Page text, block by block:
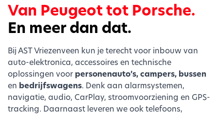
Van Peugeot tot Porsche.
En meer dan dat.
Bij AST Vriezenveen kun je terecht voor inbouw van
auto-elektronica, accessoires en technische
oplossingen voor personenauto’s, campers, bussen
en bedrijfswagens. Denk aan alarmsystemen,
navigatie, audio, CarPlay, stroomvoorziening en GPS-
tracking. Daarnaast leveren we ook telefoons,